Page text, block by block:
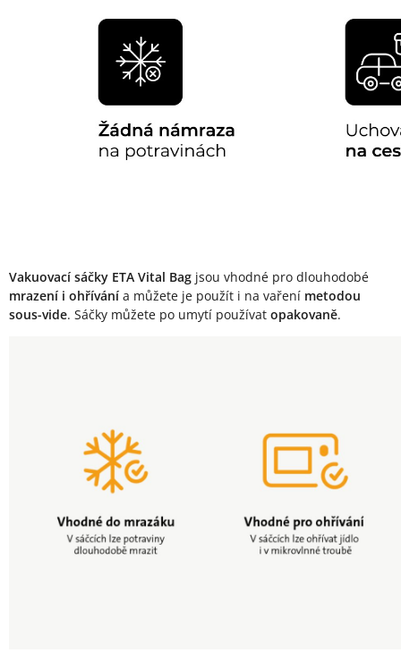
Vakuovací sáčky ETA Vital Bag jsou vhodné pro dlouhodobé
mrazení i ohřívání a můžete je použít i na vaření metodou
sous-vide. Sáčky můžete po umytí používat opakovaně.